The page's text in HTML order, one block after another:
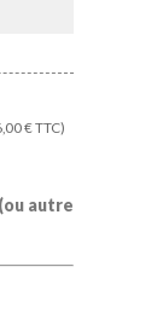
€ TTC)
autre